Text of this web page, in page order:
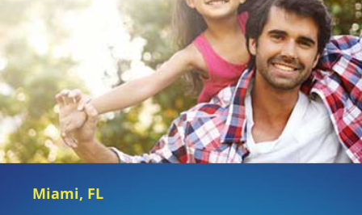
Miami, FL